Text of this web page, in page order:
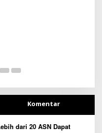
Komentar
dari 20 ASN Dapat